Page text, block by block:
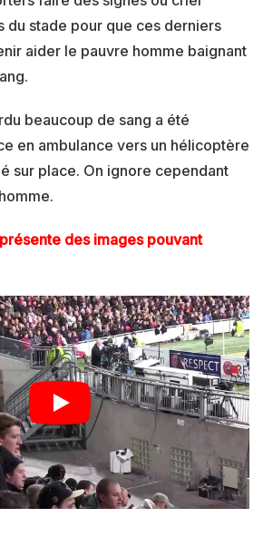
du stade pour que ces derniers
aider le pauvre homme baignant
beaucoup de sang a été
en ambulance vers un hélicoptère
sur place. On ignore cependant
des images pouvant